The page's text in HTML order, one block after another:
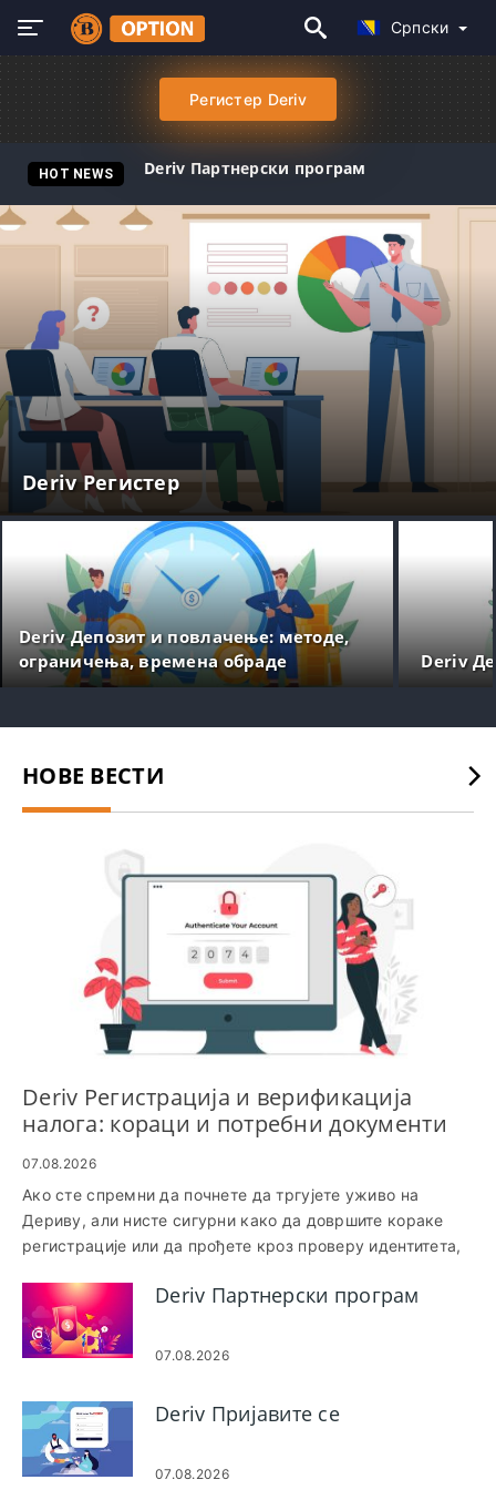
Српски
Регистер Deriv
HOT NEWS Deriv Партнерски програм
Deriv Регистер
Deriv Депозит и повлачење: методе,
ограничења, времена обраде
Deriv
НОВЕ ВЕСТИ
Deriv Регистрација и верификација
налога: кораци и потребни документи
07.08.2026
Ако сте спремни да почнете да тргујете уживо на
Дериву, али нисте сигурни како да довршите кораке
регистрације или да прођете кроз проверу идентитета,
подешавања и верификације које блокирају приступ.
Пронаћи ћете прихваћене конкретне личне и адресне
документе, уобичајене разлоге због којих пријаве
решења за одобрење и финансирање вашег налога.
Такође указује на изборе типа налога и минималне
захтеве који утичу на приступ трговању како не бисте
неочекивано достигли лимите финансирања или
Deriv Партнерски програм
07.08.2026
Deriv Пријавите се
07.08.2026